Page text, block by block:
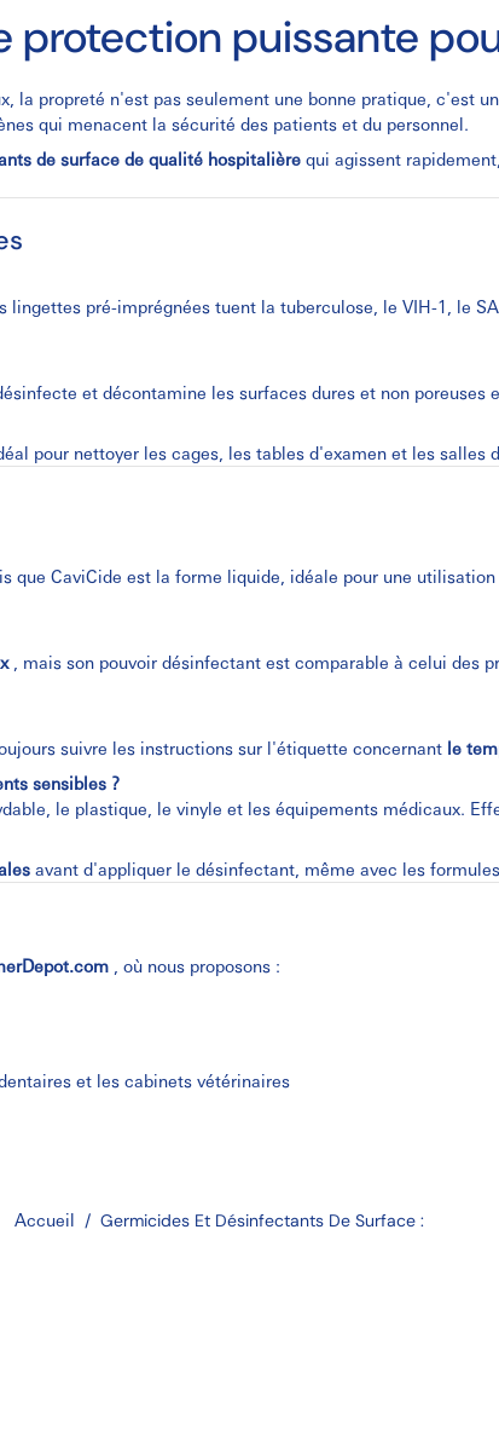
protection puissante
la propreté n'est pas seulement une bonne pratique, c'est
qui menacent la sécurité des patients et du personnel.
de surface de qualité hospitalière qui agissent
pré-imprégnées tuent la tuberculose, le VIH-1, le
et décontamine les surfaces dures et non poreuses
pour nettoyer les cages, les tables d'examen et les
CaviCide est la forme liquide, idéale pour une
, mais son pouvoir désinfectant est comparable à celui des
suivre les instructions sur l'étiquette concernant le
sensibles ?
le plastique, le vinyle et les équipements médicaux.
avant d'appliquer le désinfectant, même avec les
, où nous proposons :
et les cabinets vétérinaires
Accueil / Germicides Et Désinfectants De Surface :